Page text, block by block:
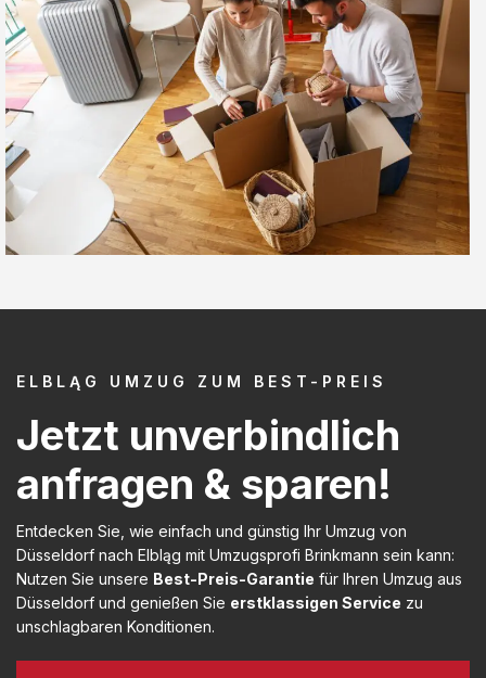
ELBLĄG UMZUG ZUM BEST-PREIS
Jetzt unverbindlich
anfragen & sparen!
Entdecken Sie, wie einfach und günstig Ihr Umzug von
Düsseldorf nach Elbląg mit Umzugsprofi Brinkmann sein kann:
Nutzen Sie unsere Best-Preis-Garantie für Ihren Umzug aus
Düsseldorf und genießen Sie erstklassigen Service zu
unschlagbaren Konditionen.